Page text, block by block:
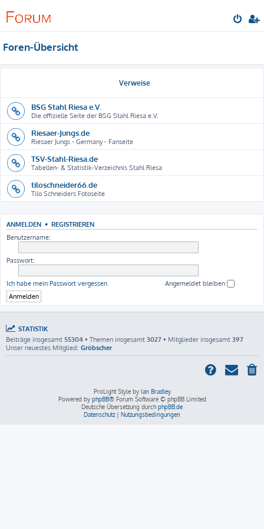
Foren-Übersicht
Verweise
BSG Stahl Riesa e.V.
Die offizielle Seite der BSG Stahl Riesa e.V.
Riesaer-Jungs.de
Riesaer Jungs - Germany - Fanseite
TSV-Stahl-Riesa.de
Tabellen- & Statistik-Verzeichnis Stahl Riesa
tiloschneider66.de
Tilo Schneiders Fotoseite
ANMELDEN • REGISTRIEREN
Benutzername:
Passwort:
Ich habe mein Passwort vergessen Angemeldet bleiben
STATISTIK
Beiträge insgesamt 55304 • Themen insgesamt 3027 • Mitglieder insgesamt 397
Unser neuestes Mitglied: Gröbscher
ProLight Style by Ian Bradley
Powered by phpBB® Forum Software © phpBB Limited
Deutsche Übersetzung durch phpBB.de
Datenschutz | Nutzungsbedingungen